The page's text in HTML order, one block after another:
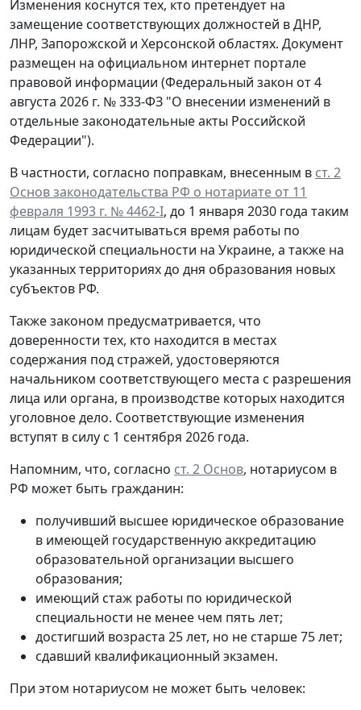
Изменения коснутся тех, кто претендует на
замещение соответствующих должностей в ДНР,
ЛНР, Запорожской и Херсонской областях. Документ
размещен на официальном интернет портале
правовой информации (Федеральный закон от 4
августа 2026 г. № 333-ФЗ "О внесении изменений в
отдельные законодательные акты Российской
Федерации").
В частности, согласно поправкам, внесенным в ст. 2
Основ законодательства РФ о нотариате от 11
февраля 1993 г. № 4462-I, до 1 января 2030 года таким
лицам будет засчитываться время работы по
юридической специальности на Украине, а также на
указанных территориях до дня образования новых
субъектов РФ.
Также законом предусматривается, что
доверенности тех, кто находится в местах
содержания под стражей, удостоверяются
начальником соответствующего места с разрешения
лица или органа, в производстве которых находится
уголовное дело. Соответствующие изменения
вступят в силу с 1 сентября 2026 года.
Напомним, что, согласно ст. 2 Основ, нотариусом в
РФ может быть гражданин:
получивший высшее юридическое образование
в имеющей государственную аккредитацию
образовательной организации высшего
образования;
имеющий стаж работы по юридической
специальности не менее чем пять лет;
достигший возраста 25 лет, но не старше 75 лет;
сдавший квалификационный экзамен.
При этом нотариусом не может быть человек: